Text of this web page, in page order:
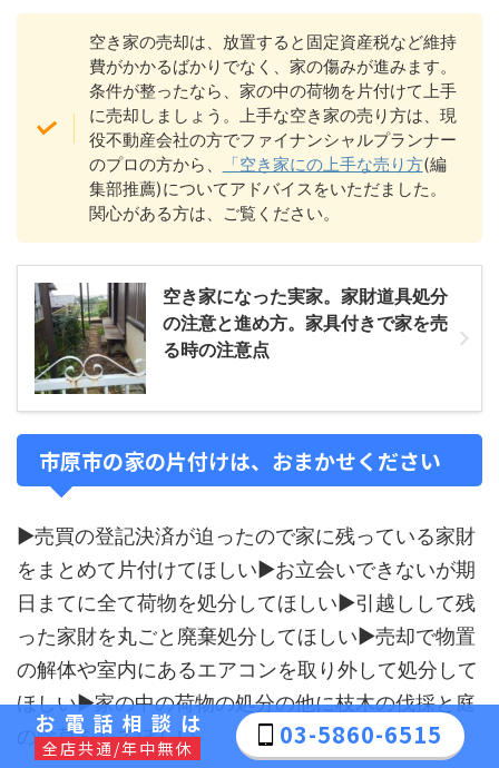
空き家の売却は、放置すると固定資産税など維持
費がかかるばかりでなく、家の傷みが進みます。
条件が整ったなら、家の中の荷物を片付けて上手
に売却しましょう。上手な空き家の売り方は、現
役不動産会社の方でファイナンシャルプランナー
のプロの方から、
「空き家にの上手な売り方(編
集部推薦)についてアドバイスをいただました。
関心がある方は、ご覧ください。
空き家になった実家。家財道具処分
の注意と進め方。家具付きで家を売
る時の注意点
市原市の家の片付けは、おまかせください
▶売買の登記決済が迫ったので家に残っている家財
をまとめて片付けてほしい▶お立会いできないが期
日まてに全て荷物を処分してほしい▶引越しして残
った家財を丸ごと廃棄処分してほしい▶売却で物置
の解体や室内にあるエアコンを取り外して処分して
ほしい▶家の中の荷物の処分の他に枝木の伐採と庭
の除草をしてほしい
お電話相談は
全店共通/年中無休 03-5860-6515